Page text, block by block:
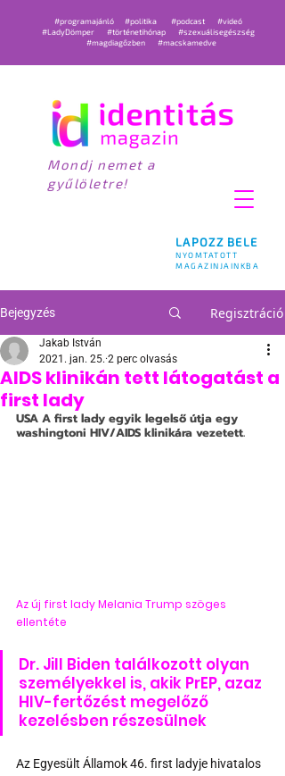
LAPOZZ BELE
NYOMTATOTT
MAGAZINJAINKBA
#programajánló #politika #podcast
#videó
#LadyDömper
#történetihónap
#szexuálisegészség
#magdiagőzben
#macskamedve
Mondj nemet a
gyűlöletre!
Bejegyzés Regisztráció
AIDS klinikán tett látogatást a
first lady
Jakab István
2021. jan. 25. 2 perc olvasás
USA A first lady egyik legelső útja egy
washingtoni HIV/AIDS klinikára vezetett.
Az új first lady Melania Trump szöges
ellentéte
Dr. Jill Biden találkozott olyan
személyekkel is, akik PrEP, azaz
HIV-fertőzést megelőző
kezelésben részesülnek
Az Egyesült Államok 46. first ladyje hivatalos